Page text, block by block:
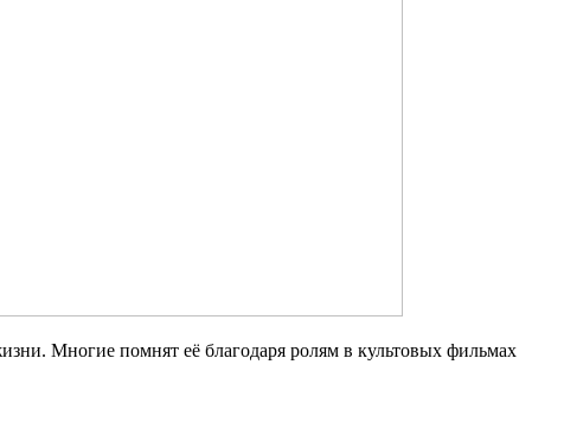
Многие помнят её благодаря ролям в культовых фильмах